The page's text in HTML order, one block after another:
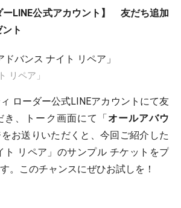
ーLINE公式アカウント】 友だち追加
ト
リペア」
ローダー公式LINEアカウントにて友
き、トーク画面にて「オールアバウ
お送りいただくと、今回ご紹介した
ト リペア」のサンプル チケットをプ
。このチャンスにぜひお試しを！